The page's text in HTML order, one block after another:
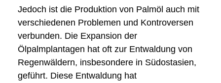
Jedoch ist die Produktion von Palmöl auch mit
verschiedenen Problemen und Kontroversen
verbunden. Die Expansion der
Ölpalmplantagen hat oft zur Entwaldung von
Regenwäldern, insbesondere in Südostasien,
geführt. Diese Entwaldung hat